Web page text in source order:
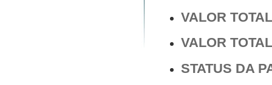
VALOR
VALOR
STATUS DA